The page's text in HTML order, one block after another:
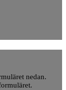
nedan.